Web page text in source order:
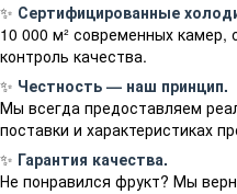
✨ Сертифицированные
10 000 м² современных камер,
контроль качества.
✨ Честность — наш принцип.
Мы всегда предоставляем
поставки и характеристиках
✨ Гарантия качества.
Не понравился фрукт? Мы